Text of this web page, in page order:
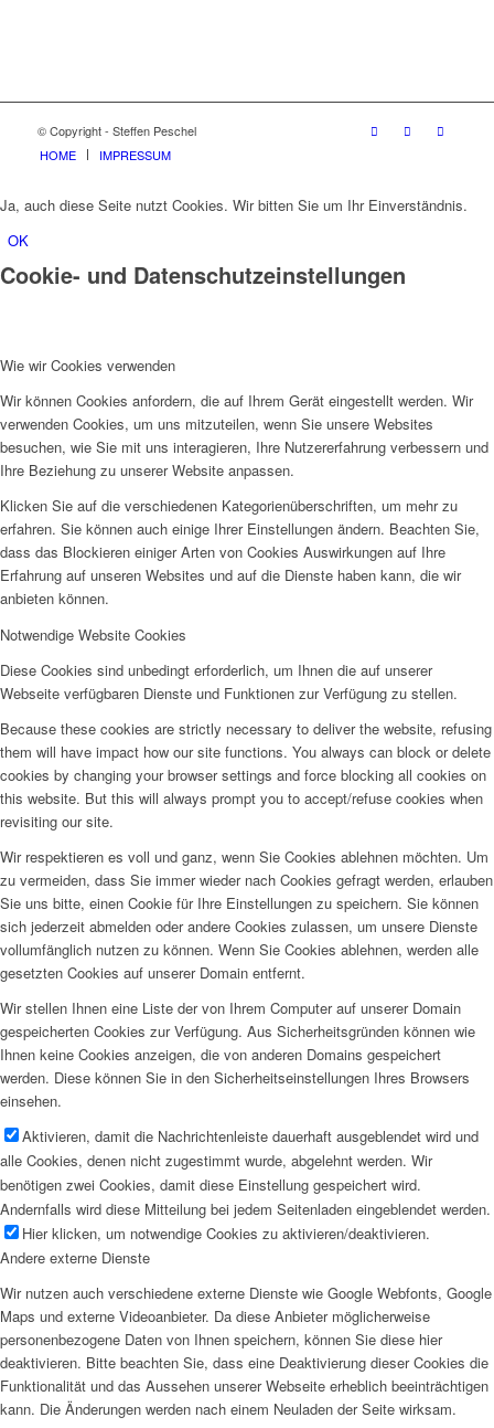
© Copyright - Steffen Peschel
HOME
IMPRESSUM
Ja, auch diese Seite nutzt Cookies. Wir bitten Sie um Ihr Einverständnis.
OK
Cookie- und Datenschutzeinstellungen
Wie wir Cookies verwenden
Wir können Cookies anfordern, die auf Ihrem Gerät eingestellt werden. Wir
verwenden Cookies, um uns mitzuteilen, wenn Sie unsere Websites
besuchen, wie Sie mit uns interagieren, Ihre Nutzererfahrung verbessern und
Ihre Beziehung zu unserer Website anpassen.
Klicken Sie auf die verschiedenen Kategorienüberschriften, um mehr zu
erfahren. Sie können auch einige Ihrer Einstellungen ändern. Beachten Sie,
dass das Blockieren einiger Arten von Cookies Auswirkungen auf Ihre
Erfahrung auf unseren Websites und auf die Dienste haben kann, die wir
anbieten können.
Notwendige Website Cookies
Diese Cookies sind unbedingt erforderlich, um Ihnen die auf unserer
Webseite verfügbaren Dienste und Funktionen zur Verfügung zu stellen.
Because these cookies are strictly necessary to deliver the website, refusing
them will have impact how our site functions. You always can block or delete
cookies by changing your browser settings and force blocking all cookies on
this website. But this will always prompt you to accept/refuse cookies when
revisiting our site.
Wir respektieren es voll und ganz, wenn Sie Cookies ablehnen möchten. Um
zu vermeiden, dass Sie immer wieder nach Cookies gefragt werden, erlauben
Sie uns bitte, einen Cookie für Ihre Einstellungen zu speichern. Sie können
sich jederzeit abmelden oder andere Cookies zulassen, um unsere Dienste
vollumfänglich nutzen zu können. Wenn Sie Cookies ablehnen, werden alle
gesetzten Cookies auf unserer Domain entfernt.
Wir stellen Ihnen eine Liste der von Ihrem Computer auf unserer Domain
gespeicherten Cookies zur Verfügung. Aus Sicherheitsgründen können wie
Ihnen keine Cookies anzeigen, die von anderen Domains gespeichert
werden. Diese können Sie in den Sicherheitseinstellungen Ihres Browsers
einsehen.
Aktivieren, damit die Nachrichtenleiste dauerhaft ausgeblendet wird und
alle Cookies, denen nicht zugestimmt wurde, abgelehnt werden. Wir
benötigen zwei Cookies, damit diese Einstellung gespeichert wird.
Andernfalls wird diese Mitteilung bei jedem Seitenladen eingeblendet werden.
Hier klicken, um notwendige Cookies zu aktivieren/deaktivieren.
Andere externe Dienste
Wir nutzen auch verschiedene externe Dienste wie Google Webfonts, Google
Maps und externe Videoanbieter. Da diese Anbieter möglicherweise
personenbezogene Daten von Ihnen speichern, können Sie diese hier
deaktivieren. Bitte beachten Sie, dass eine Deaktivierung dieser Cookies die
Funktionalität und das Aussehen unserer Webseite erheblich beeinträchtigen
kann. Die Änderungen werden nach einem Neuladen der Seite wirksam.